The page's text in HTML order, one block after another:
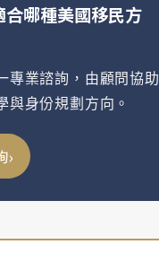
哪種美國移民方
專業諮詢，由顧問協助
與身份規劃方向。
›